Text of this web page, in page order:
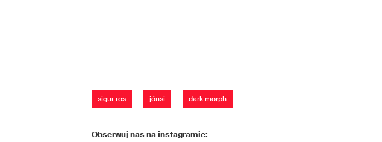
sigur ros jónsi dark morph
Obserwuj nas na instagramie: